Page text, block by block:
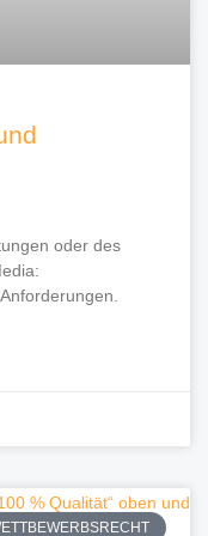
oder des